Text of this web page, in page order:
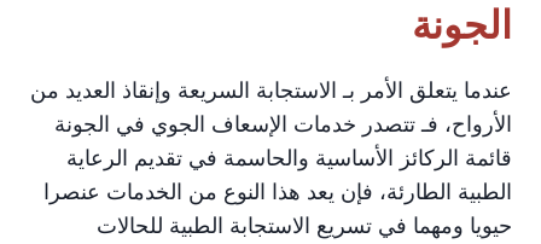
الجونة
عندما يتعلق الأمر بـ الاستجابة السريعة وإنقاذ العديد من
الأرواح، فـ تتصدر خدمات الإسعاف الجوي في الجونة
قائمة الركائز الأساسية والحاسمة في تقديم الرعاية
الطبية الطارئة، فإن يعد هذا النوع من الخدمات عنصرا
حيويا ومهما في تسريع الاستجابة الطبية للحالات